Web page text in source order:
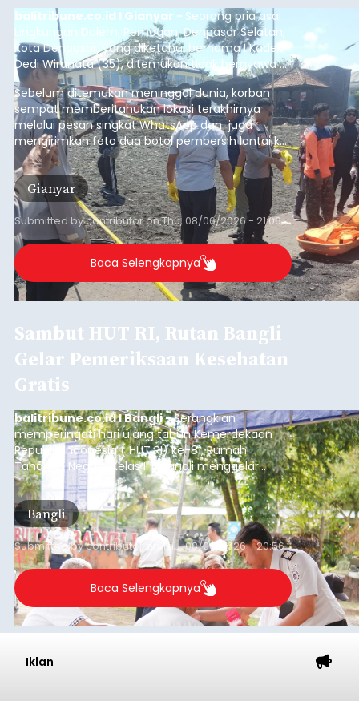
balitribune.co.id I Gianyar - Seorang pria asal
Lingkungan Dalem, Pemogan, Denpasar Selatan,
Kota Denpasar, yang diketahui bernama I Kadek
Dedi Wiranata (35), ditemukan tidak bernyawa di
pesisir Pantai Purnama, Sukawati.
Sebelum ditemukan meninggal dunia, korban
sempat memberitahukan lokasi terakhirnya
melalui pesan singkat WhatsApp dan juga
mengirimkan foto dua botol pembersih lantai ke
istrinya.
Gianyar
Submitted bycontributoronThu, 08/06/2026 - 21:06
Baca Selengkapnya
Sambut HUT RI, Rutan Bangli
Gelar Pemeriksaan Kesehatan
Gratis
balitribune.co.id I Bangli -Serangkian
memperingati hari ulang tahun Kemerdekaan
Republik Indonesia ( HUT RI) ke-81, Rumah
Tahanan Negara Kelas II B Bangli menggelar
kegiatan pemeriksaan kesehatan gratis, Rabu
(6/8/2026).
Bangli
Submitted bycontributor Thu, 08/06/2026 - 20:56
Baca Selengkapnya
Iklan